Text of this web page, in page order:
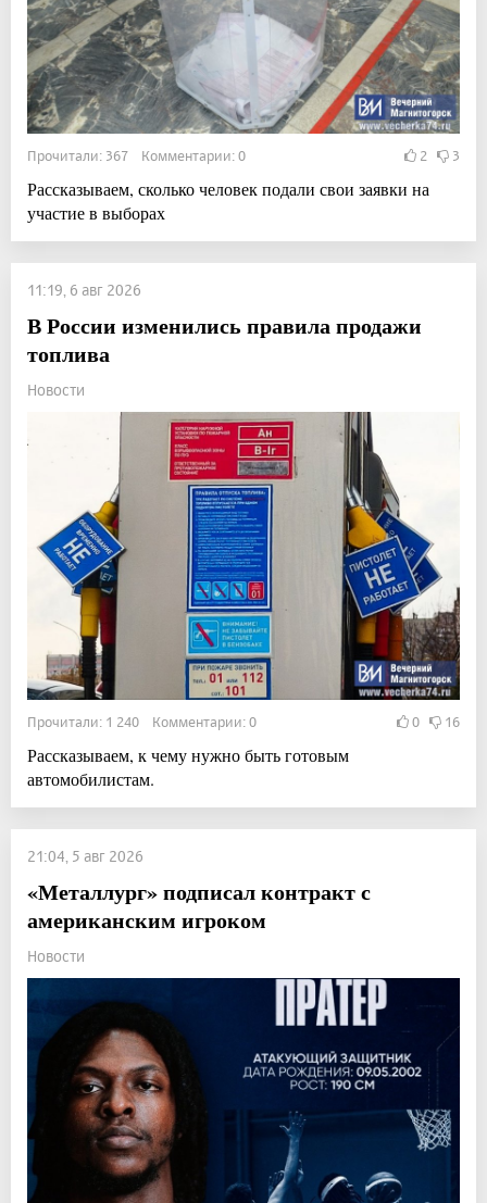
Прочитали: 367 Комментарии: 0 2 3
Рассказываем, сколько человек подали свои заявки на
участие в выборах
11:19, 6 авг 2026
В России изменились правила продажи
топлива
Новости
Прочитали: 1 240 Комментарии: 0 0 16
Рассказываем, к чему нужно быть готовым
автомобилистам.
21:04, 5 авг 2026
«Металлург» подписал контракт с
американским игроком
Новости